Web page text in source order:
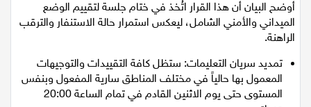
رياضة عالمية
تقارير خاصة
اقتصاد
أوضح البيان أن هذا القرار اتُخذ في ختام جلسة لتقييم الوضع
الميداني والأمني الشامل، ليعكس استمرار حالة الاستنفار والترقب
تمديد سريان التعليمات: ستظل كافة التقييدات والتوجيهات
المعمول بها حالياً في مختلف المناطق سارية المفعول وبنفس